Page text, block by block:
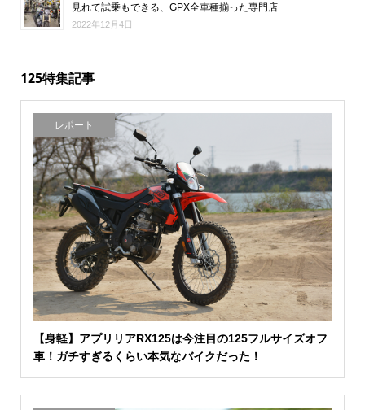
見れて試乗もできる、GPX全車種揃った専門店
2022年12月4日
125特集記事
レポート
【身軽】アプリリアRX125は今注目の125フルサイズオフ
車！ガチすぎるくらい本気なバイクだった！